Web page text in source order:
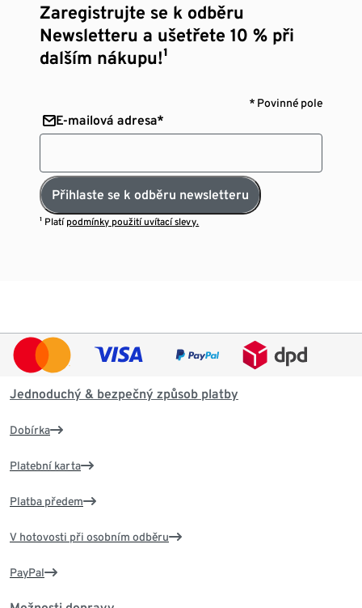
Zaregistrujte se k odběru
Newsletteru a ušetřete 10 % při
dalším nákupu!¹
* Povinné pole
E-mailová adresa*
Přihlaste se k odběru newsletteru
¹ Platí podmínky použití uvítací slevy.
Jednoduchý & bezpečný způsob platby
Dobírka
Platební karta
Platba předem
V hotovosti při osobním odběru
PayPal